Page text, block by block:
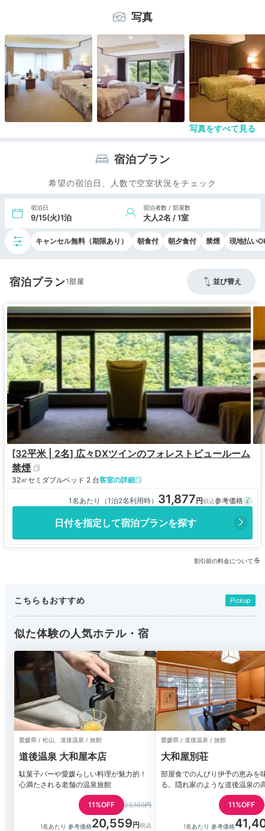
写真
写真をすべて見る
宿泊プラン
希望の宿泊日、人数で空室状況をチェック
宿泊日
9/15(火)1泊
宿泊者数 / 部屋数
大人2名 / 1室
キャンセル無料（期限あり） 朝食付 朝夕食付 禁煙 現地払い
宿泊プラン1 並び替え
[32平米 | 2名] 広々DXツインのフォレストビュールーム
禁煙
32㎡セミダブルベッド 2 台客室の詳細
1名あたり（1泊2名利用時） 31,877
日付を指定して宿泊プランを探す
割引前の料金について
こちらもおすすめ Pickup
似た体験の人気ホテル・宿
愛媛県 / 松山、道後温泉 / 旅館
道後温泉 大和屋本店
駄菓子バーや愛媛らしい料理が魅力的！
心満たされる老舗の温泉旅館
11%OFF 23,100円
1名あたり 参考価格20,559
愛媛県 / 道後温泉 / 旅館
大和屋別荘
部屋食でのんびり伊予の恵みを
る。隠れ家のような道後温泉の
11%OFF
1名あたり 参考価格